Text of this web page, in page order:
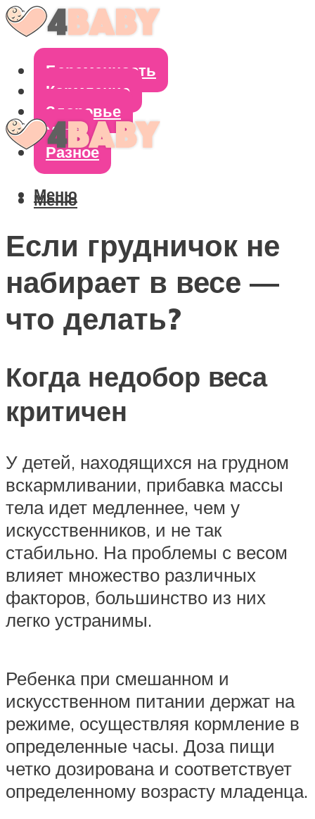
Беременность
Кормление
Здоровье
Уход
Разное
Меню
Меню
Если грудничок не
набирает в весе —
что делать?
Когда недобор веса
критичен
У детей, находящихся на грудном
вскармливании, прибавка массы
тела идет медленнее, чем у
искусственников, и не так
стабильно. На проблемы с весом
влияет множество различных
факторов, большинство из них
легко устранимы.
Ребенка при смешанном и
искусственном питании держат на
режиме, осуществляя кормление в
определенные часы. Доза пищи
четко дозирована и соответствует
определенному возрасту младенца.